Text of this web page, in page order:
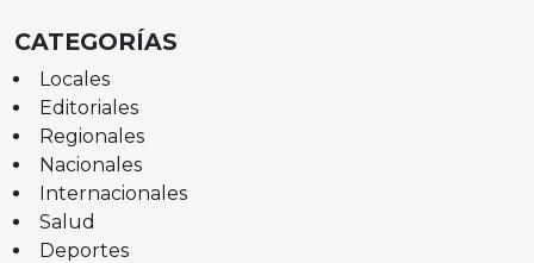
CATEGORÍAS
Locales
Editoriales
Regionales
Nacionales
Internacionales
Salud
Deportes